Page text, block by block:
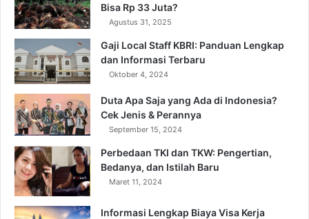
Bisa Rp 33 Juta?
Agustus 31, 2025
Gaji Local Staff KBRI: Panduan Lengkap
dan Informasi Terbaru
Oktober 4, 2024
Duta Apa Saja yang Ada di Indonesia?
Cek Jenis & Perannya
September 15, 2024
Perbedaan TKI dan TKW: Pengertian,
Bedanya, dan Istilah Baru
Maret 11, 2024
Informasi Lengkap Biaya Visa Kerja